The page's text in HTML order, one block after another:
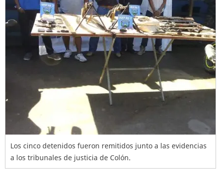
Los cinco detenidos fueron remitidos junto a las evidencias
a los tribunales de justicia de Colón.